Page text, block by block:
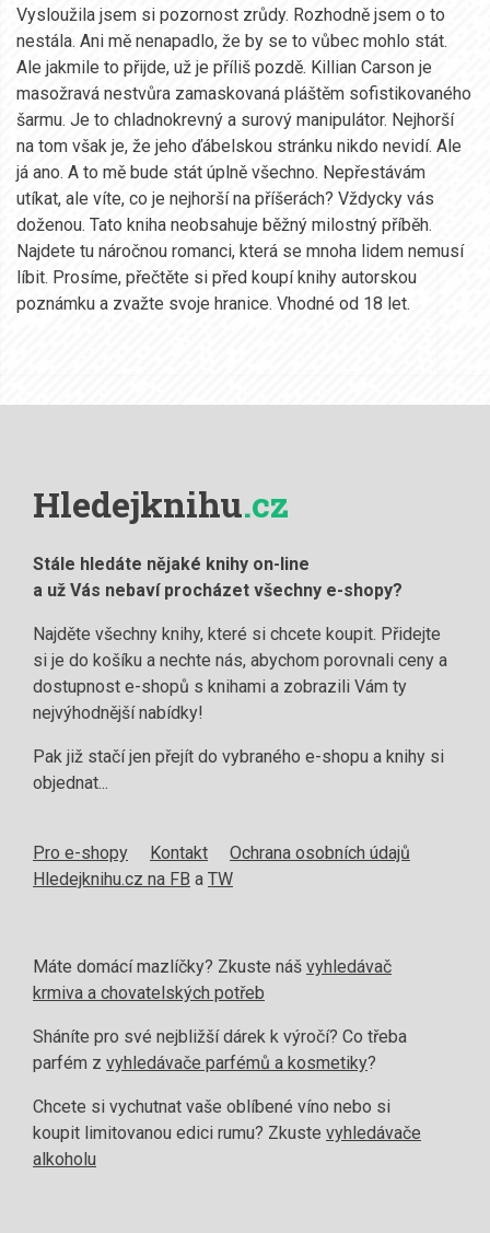
Vysloužila jsem si pozornost zrůdy. Rozhodně jsem o to
nestála. Ani mě nenapadlo, že by se to vůbec mohlo stát.
Ale jakmile to přijde, už je příliš pozdě. Killian Carson je
masožravá nestvůra zamaskovaná pláštěm sofistikovaného
šarmu. Je to chladnokrevný a surový manipulátor. Nejhorší
na tom však je, že jeho ďábelskou stránku nikdo nevidí. Ale
já ano. A to mě bude stát úplně všechno. Nepřestávám
utíkat, ale víte, co je nejhorší na příšerách? Vždycky vás
doženou. Tato kniha neobsahuje běžný milostný příběh.
Najdete tu náročnou romanci, která se mnoha lidem nemusí
líbit. Prosíme, přečtěte si před koupí knihy autorskou
poznámku a zvažte svoje hranice. Vhodné od 18 let.
Hledejknihu.cz
Stále hledáte nějaké knihy on-line
a už Vás nebaví procházet všechny e-shopy?
Najděte všechny knihy, které si chcete koupit. Přidejte
si je do košíku a nechte nás, abychom porovnali ceny a
dostupnost e-shopů s knihami a zobrazili Vám ty
nejvýhodnější nabídky!
Pak již stačí jen přejít do vybraného e-shopu a knihy si
objednat...
Pro e-shopy Kontakt
Ochrana osobních údajů
Hledejknihu.cz na FB a TW
Máte domácí mazlíčky? Zkuste náš vyhledávač
krmiva a chovatelských potřeb
Sháníte pro své nejbližší dárek k výročí? Co třeba
parfém z vyhledávače parfémů a kosmetiky?
Chcete si vychutnat vaše oblíbené víno nebo si
koupit limitovanou edici rumu? Zkuste vyhledávače
alkoholu